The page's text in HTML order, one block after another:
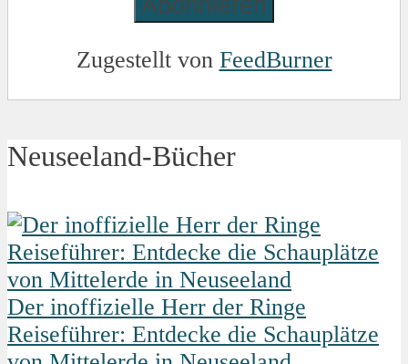
Zugestellt von FeedBurner
Neuseeland-Bücher
Der inoffizielle Herr der Ringe
Reiseführer: Entdecke die Schauplätze